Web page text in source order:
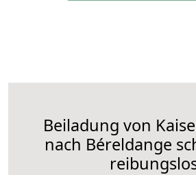
Beiladung von
nach Béreldange